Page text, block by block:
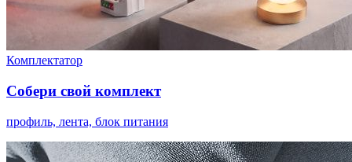
Комплектатор
Собери свой комплект
профиль, лента, блок питания